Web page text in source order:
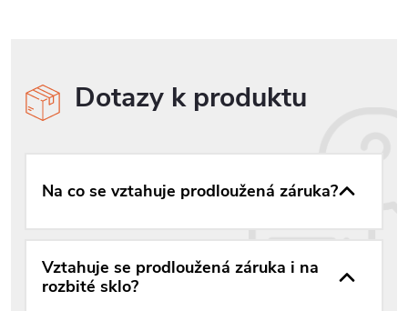
Dotazy k produktu
Na co se vztahuje prodloužená záruka?
Vztahuje se prodloužená záruka i na
rozbité sklo?